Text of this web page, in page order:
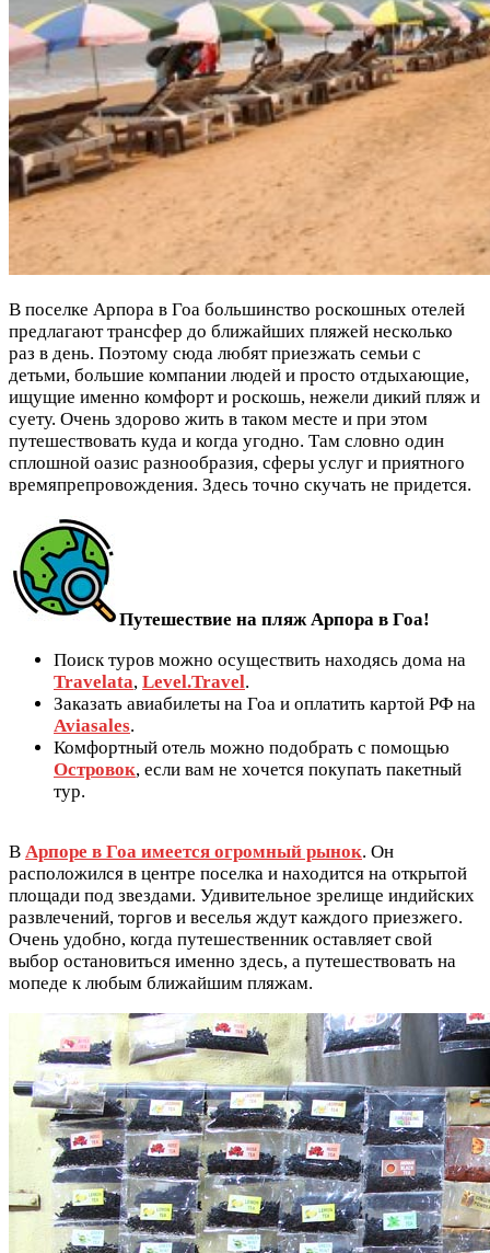
В поселке Арпора в Гоа большинство роскошных отелей
предлагают трансфер до ближайших пляжей несколько
раз в день. Поэтому сюда любят приезжать семьи с
детьми, большие компании людей и просто отдыхающие,
ищущие именно комфорт и роскошь, нежели дикий пляж и
суету. Очень здорово жить в таком месте и при этом
путешествовать куда и когда угодно. Там словно один
сплошной оазис разнообразия, сферы услуг и приятного
времяпрепровождения. Здесь точно скучать не придется.
Путешествие на пляж Арпора в Гоа!
Поиск туров можно осуществить находясь дома на
Travelata, Level.Travel.
Заказать авиабилеты на Гоа и оплатить картой РФ на
Aviasales.
Комфортный отель можно подобрать с помощью
Островок, если вам не хочется покупать пакетный
тур.
В Арпоре в Гоа имеется огромный рынок. Он
расположился в центре поселка и находится на открытой
площади под звездами. Удивительное зрелище индийских
развлечений, торгов и веселья ждут каждого приезжего.
Очень удобно, когда путешественник оставляет свой
выбор остановиться именно здесь, а путешествовать на
мопеде к любым ближайшим пляжам.